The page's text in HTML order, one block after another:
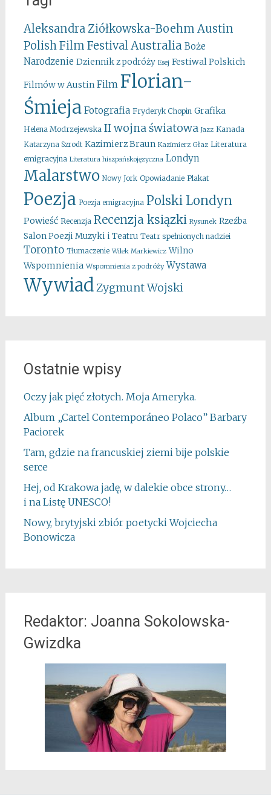
Aleksandra Ziółkowska-Boehm Austin
Polish Film FestivalAustralia Boże
Narodzenie Dziennik z podróży Esej Festiwal Polskich
Filmów w Austin Film Florian-
Śmieja Fotografia Fryderyk Chopin Grafika
Helena Modrzejewska II wojna światowa Jazz Kanada
Katarzyna Szrodt Kazimierz Braun Kazimierz Głaz Literatura
emigracyjna Literatura hiszpańskojęzyczna Londyn
Malarstwo Nowy Jork Opowiadanie Plakat
Poezja Poezja emigracyjna Polski Londyn
Powieść Recenzja Recenzja ksiązki Rysunek Rzeźba
Salon Poezji Muzyki i Teatru Teatr spełnionych nadziei
Toronto Tłumaczenie Wilek Markiewicz Wilno
Wspomnienia Wspomnienia z podróży Wystawa
WywiadZygmunt Wojski
Ostatnie wpisy
Oczy jak pięć złotych. Moja Ameryka.
Album „Cartel Contemporáneo Polaco” Barbary
Paciorek
Tam, gdzie na francuskiej ziemi bije polskie
serce
Hej, od Krakowa jadę, w dalekie obce strony…
i na Listę UNESCO!
Nowy, brytyjski zbiór poetycki Wojciecha
Bonowicza
Redaktor: Joanna Sokolowska-
Gwizdka